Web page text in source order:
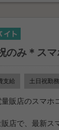
のみ＊ス
支給 土日祝勤務
販店のスマホ
店で、最新ス